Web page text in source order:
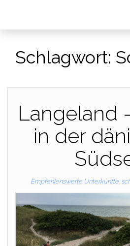
Schlagwort:
Langeland
in der
Empfehlenswerte Unterkünfte: